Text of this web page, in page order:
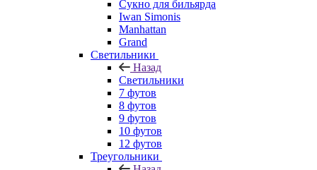
Сукно для бильярда
Iwan Simonis
Manhattan
Grand
Светильники
Назад
Светильники
7 футов
8 футов
9 футов
10 футов
12 футов
Треугольники